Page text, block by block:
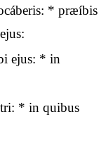
* præíbis
ejus: * in
* in quibus